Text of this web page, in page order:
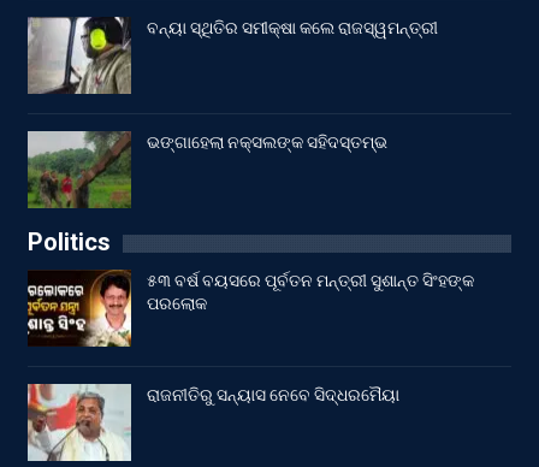
ବନ୍ୟା ସ୍ଥିତିର ସମୀକ୍ଷା କଲେ ରାଜସ୍ୱମନ୍ତ୍ରୀ
ଭଙ୍ଗାହେଲା ନକ୍ସଲଙ୍କ ସହିଦସ୍ତମ୍ଭ
Politics
୫୩ ବର୍ଷ ବୟସରେ ପୂର୍ବତନ ମନ୍ତ୍ରୀ ସୁଶାନ୍ତ ସିଂହଙ୍କ
ପରଲୋକ
ରାଜନୀତିରୁ ସନ୍ୟାସ ନେବେ ସିଦ୍ଧରମୈୟା